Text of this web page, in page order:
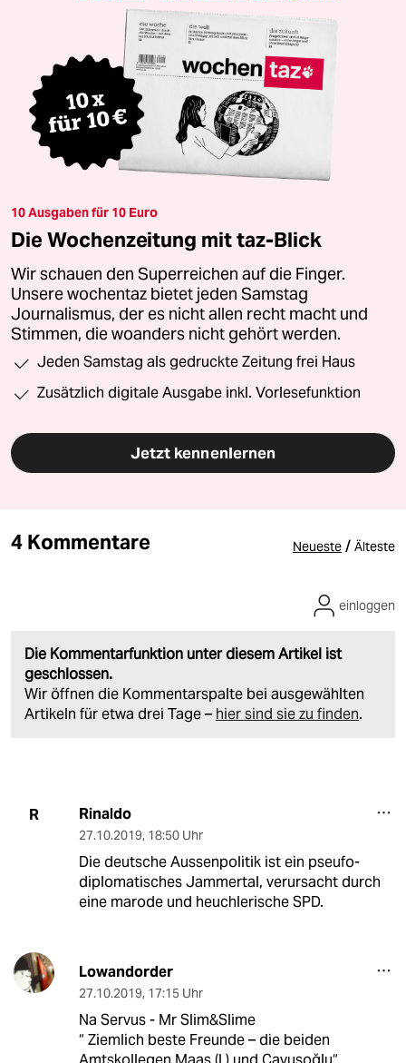
10 Ausgaben für 10 Euro
Die Wochenzeitung mit taz-Blick
Wir schauen den Superreichen auf die Finger.
Unsere wochentaz bietet jeden Samstag
Journalismus, der es nicht allen recht macht und
Stimmen, die woanders nicht gehört werden.
Jeden Samstag als gedruckte Zeitung frei Haus
Zusätzlich digitale Ausgabe inkl. Vorlesefunktion
Jetzt kennenlernen
4 Kommentare Neueste / Älteste
Die Kommentarfunktion unter diesem Artikel ist
geschlossen.
Wir öffnen die Kommentarspalte bei ausgewählten
Artikeln für etwa drei Tage – hier sind sie zu finden.
einloggen
R Rinaldo
27.10.2019, 18:50 Uhr
Die deutsche Aussenpolitik ist ein pseufo-
diplomatisches Jammertal, verursacht durch
eine marode und heuchlerische SPD.
Lowandorder
27.10.2019, 17:15 Uhr
Na Servus - Mr Slim&Slime
“ Ziemlich beste Freunde – die beiden